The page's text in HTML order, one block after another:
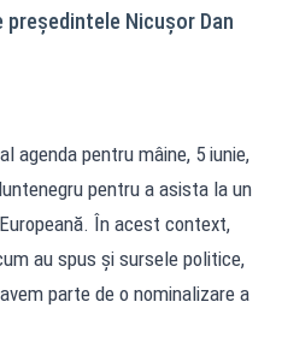
Nicușor Dan
agenda pentru mâine, 5 iunie,
pentru a asista la un
În acest context,
au spus și sursele politice,
parte de o nominalizare a